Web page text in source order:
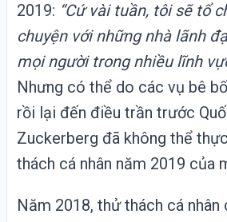
2019: “Cứ vài tuần, tôi sẽ tổ
chuyện với những nhà lãnh
mọi người trong nhiều lĩnh
Nhưng có thể do các vụ bê
rồi lại đến điều trần trước
Zuckerberg đã không thể
thách cá nhân năm 2019 của
Năm 2018, thử thách cá nhân